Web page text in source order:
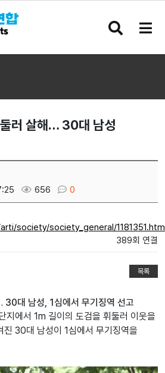
검
버
메
버
러 살해… 30대 남성
656 0
society/society_general/
389회 연결
목록
30대 남성, 1심에서 무기징역 선고
지에서 1m 길이의 도검을 휘둘러 이웃을
진 30대 남성이 1심에서 무기징역을